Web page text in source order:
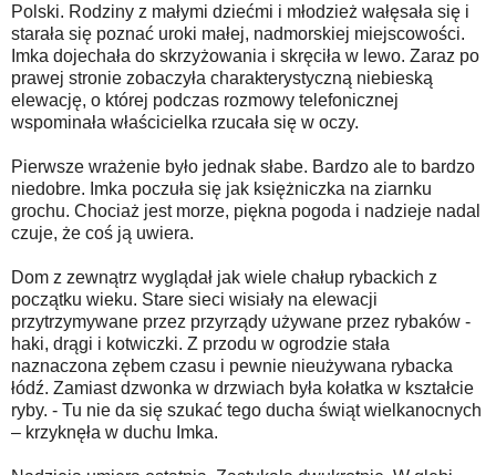
Polski. Rodziny z małymi dziećmi i młodzież wałęsała się i
starała się poznać uroki małej, nadmorskiej miejscowości.
Imka dojechała do skrzyżowania i skręciła w lewo. Zaraz po
prawej stronie zobaczyła charakterystyczną niebieską
elewację, o której podczas rozmowy telefonicznej
wspominała właścicielka rzucała się w oczy.
Pierwsze wrażenie było jednak słabe. Bardzo ale to bardzo
niedobre. Imka poczuła się jak księżniczka na ziarnku
grochu. Chociaż jest morze, piękna pogoda i nadzieje nadal
czuje, że coś ją uwiera.
Dom z zewnątrz wyglądał jak wiele chałup rybackich z
początku wieku. Stare sieci wisiały na elewacji
przytrzymywane przez przyrządy używane przez rybaków -
haki, drągi i kotwiczki. Z przodu w ogrodzie stała
naznaczona zębem czasu i pewnie nieużywana rybacka
łódź. Zamiast dzwonka w drzwiach była kołatka w kształcie
ryby. - Tu nie da się szukać tego ducha świąt wielkanocnych
– krzyknęła w duchu Imka.